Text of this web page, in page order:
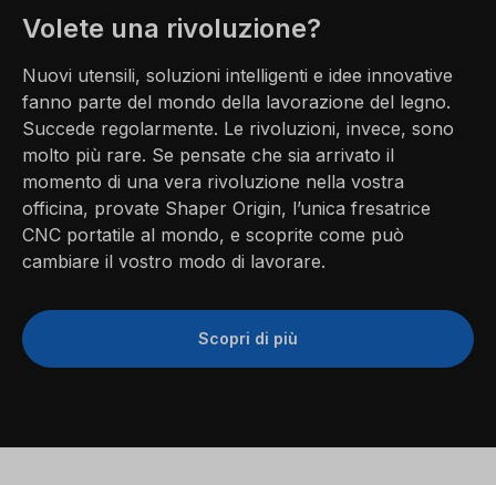
Volete una rivoluzione?
Nuovi utensili, soluzioni intelligenti e idee innovative
fanno parte del mondo della lavorazione del legno.
Succede regolarmente. Le rivoluzioni, invece, sono
molto più rare. Se pensate che sia arrivato il
momento di una vera rivoluzione nella vostra
officina, provate Shaper Origin, l’unica fresatrice
CNC portatile al mondo, e scoprite come può
cambiare il vostro modo di lavorare.
Scopri di più